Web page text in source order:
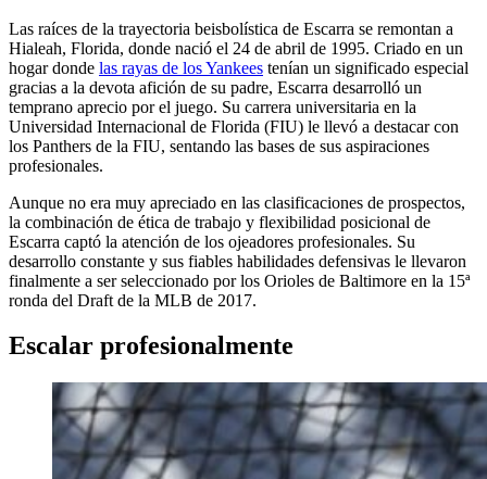
Las raíces de la trayectoria beisbolística de Escarra se remontan a
Hialeah, Florida, donde nació el 24 de abril de 1995. Criado en un
hogar donde las rayas de los Yankees tenían un significado especial
gracias a la devota afición de su padre, Escarra desarrolló un
temprano aprecio por el juego. Su carrera universitaria en la
Universidad Internacional de Florida (FIU) le llevó a destacar con
los Panthers de la FIU, sentando las bases de sus aspiraciones
profesionales.
Aunque no era muy apreciado en las clasificaciones de prospectos,
la combinación de ética de trabajo y flexibilidad posicional de
Escarra captó la atención de los ojeadores profesionales. Su
desarrollo constante y sus fiables habilidades defensivas le llevaron
finalmente a ser seleccionado por los Orioles de Baltimore en la 15ª
ronda del Draft de la MLB de 2017.
Escalar profesionalmente